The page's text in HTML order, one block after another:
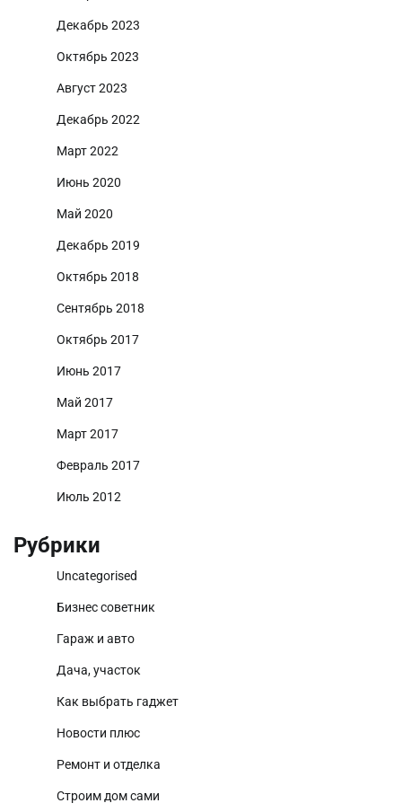
Декабрь 2023
Октябрь 2023
Август 2023
Декабрь 2022
Март 2022
Июнь 2020
Май 2020
Декабрь 2019
Октябрь 2018
Сентябрь 2018
Октябрь 2017
Июнь 2017
Май 2017
Март 2017
Февраль 2017
Июль 2012
Рубрики
Uncategorised
Бизнес советник
Гараж и авто
Дача, участок
Как выбрать гаджет
Новости плюс
Ремонт и отделка
Строим дом сами